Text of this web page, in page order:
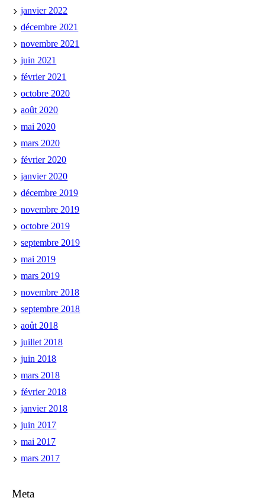
janvier 2022
décembre 2021
novembre 2021
juin 2021
février 2021
octobre 2020
août 2020
mai 2020
mars 2020
février 2020
janvier 2020
décembre 2019
novembre 2019
octobre 2019
septembre 2019
mai 2019
mars 2019
novembre 2018
septembre 2018
août 2018
juillet 2018
juin 2018
mars 2018
février 2018
janvier 2018
juin 2017
mai 2017
mars 2017
Meta